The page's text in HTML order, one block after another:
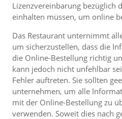
Lizenzvereinbarung bezüglich
einhalten müssen, um online
Das Restaurant unternimmt
um sicherzustellen, dass die
die Online-Bestellung richtig
kann jedoch nicht unfehlbar
Fehler auftreten. Sie sollten
unternehmen, um alle
mit der Online-Bestellung zu
verwenden. Soweit dies nach